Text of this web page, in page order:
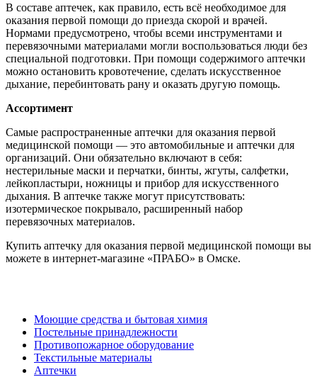
В составе аптечек, как правило, есть всё необходимое для
оказания первой помощи до приезда скорой и врачей.
Нормами предусмотрено, чтобы всеми инструментами и
перевязочными материалами могли воспользоваться люди без
специальной подготовки. При помощи содержимого аптечки
можно остановить кровотечение, сделать искусственное
дыхание, перебинтовать рану и оказать другую помощь.
Ассортимент
Самые распространенные аптечки для оказания первой
медицинской помощи — это автомобильные и аптечки для
организаций. Они обязательно включают в себя:
нестерильные маски и перчатки, бинты, жгуты, салфетки,
лейкопластыри, ножницы и прибор для искусственного
дыхания. В аптечке также могут присутствовать:
изотермическое покрывало, расширенный набор
перевязочных материалов.
Купить аптечку для оказания первой медицинской помощи вы
можете в интернет-магазине «ПРАБО» в Омске.
Моющие средства и бытовая химия
Постельные принадлежности
Противопожарное оборудование
Текстильные материалы
Аптечки